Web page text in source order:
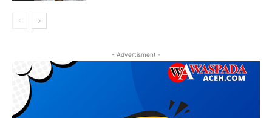
- Advertisment -